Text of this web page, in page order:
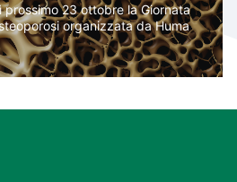
prossimo 23 ottobre la Giornata
organizzata da Huma